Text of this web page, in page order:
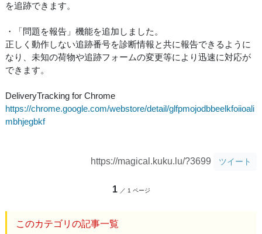
を追跡できます。
・「問題を報告」機能を追加しました。
正しく動作しない追跡番号を診断情報と共に報告できるように
なり、未知の荷物や追跡フォームの変更等により迅速に対応が
できます。
DeliveryTracking for Chrome
https://chrome.google.com/webstore/detail/glfpmojodbbeelkfoiioali
mbhjegbkf
https://magical.kuku.lu/?3699 ツイート
1 ／ 1 ページ
このカテゴリの記事一覧